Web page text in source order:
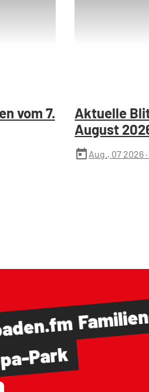
vom 7.
Aktuelle
August
todayAug., 07 2026
Park